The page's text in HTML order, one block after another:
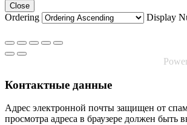
Close
Ordering Display
Контактные данные
Адрес электронной почты защищен от
просмотра адреса в браузере должен быть